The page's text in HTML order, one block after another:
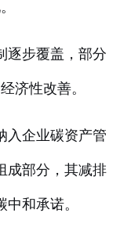
逐步覆盖，部分
济性改善。
入企业碳资产管
成部分，其减排
和承诺。